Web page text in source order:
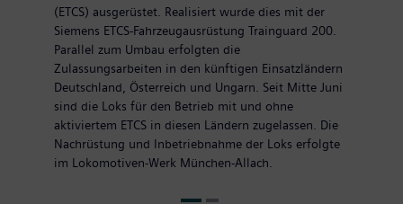
(ETCS) ausgerüstet. Realisiert wurde dies mit der
Siemens ETCS-Fahrzeugausrüstung Trainguard 200.
Parallel zum Umbau erfolgten die
Zulassungsarbeiten in den künftigen Einsatzländern
Deutschland, Österreich und Ungarn. Seit Mitte Juni
sind die Loks für den Betrieb mit und ohne
aktiviertem ETCS in diesen Ländern zugelassen. Die
Nachrüstung und Inbetriebnahme der Loks erfolgte
im Lokomotiven-Werk München-Allach.